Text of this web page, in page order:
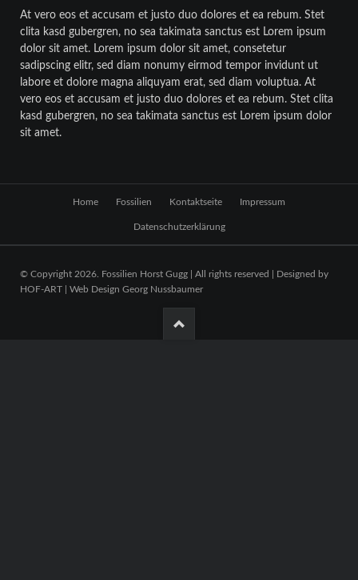
At vero eos et accusam et justo duo dolores et ea rebum. Stet
clita kasd gubergren, no sea takimata sanctus est Lorem ipsum
dolor sit amet. Lorem ipsum dolor sit amet, consetetur
sadipscing elitr, sed diam nonumy eirmod tempor invidunt ut
labore et dolore magna aliquyam erat, sed diam voluptua. At
vero eos et accusam et justo duo dolores et ea rebum. Stet clita
kasd gubergren, no sea takimata sanctus est Lorem ipsum dolor
sit amet.
Home Fossilien Kontaktseite Impressum
Datenschutzerklärung
© Copyright 2026. Fossilien Horst Gugg | All rights reserved | Designed by
HOF-ART | Web Design Georg Nussbaumer